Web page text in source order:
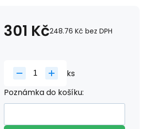
301 Kč248.76 Kč bez DPH
ks
Poznámka do košíku: